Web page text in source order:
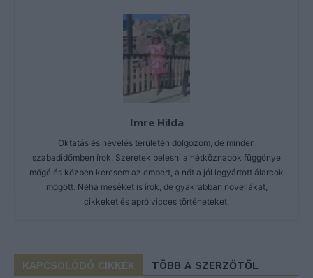
Imre Hilda
Oktatás és nevelés területén dolgozom, de minden
szabadidőmben írok. Szeretek belesni a hétköznapok függönye
mögé és közben keresem az embert, a nőt a jól legyártott álarcok
mögött. Néha meséket is írok, de gyakrabban novellákat,
cikkeket és apró vicces történeteket.
KAPCSOLÓDÓ CIKKEK TÖBB A SZERZŐTŐL